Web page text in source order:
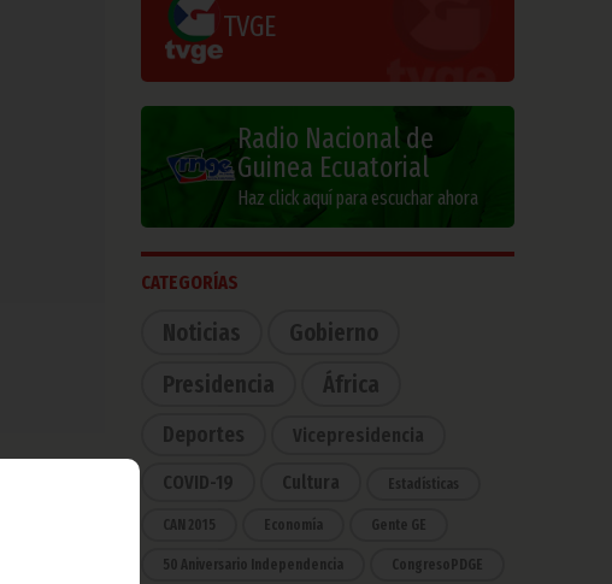
llama “El
de la
Turismo,
TVGE
Radio Nacional de
Guinea Ecuatorial
Haz click aquí para escuchar ahora
CATEGORÍAS
Noticias
Gobierno
Presidencia
África
Deportes Vicepresidencia
COVID-19 Cultura Estadísticas
CAN 2015 Economía Gente GE
50 Aniversario Independencia CongresoPDGE